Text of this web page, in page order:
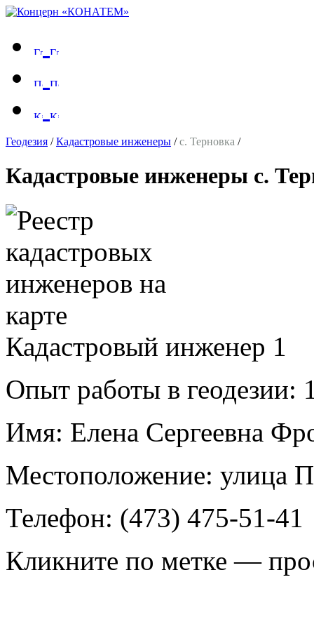
Геодезия /Кадастровые инженеры /с. Терновка /
Кадастровые инженеры с.
Кадастровый инженер 1
Опыт работы в геодезии:
Имя: Елена Сергеевна
Местоположение: улица
Телефон: (473) 475-51-41
Кликните по метке —